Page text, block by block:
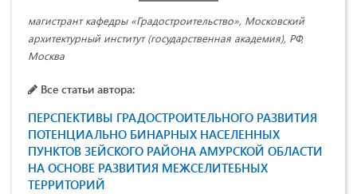
магистрант кафедры «Градостроительство», Московский
архитектурный институт (государственная академия), РФ,
Москва
Все статьи автора:
ПЕРСПЕКТИВЫ ГРАДОСТРОИТЕЛЬНОГО РАЗВИТИЯ
ПОТЕНЦИАЛЬНО БИНАРНЫХ НАСЕЛЕННЫХ
ПУНКТОВ ЗЕЙСКОГО РАЙОНА АМУРСКОЙ ОБЛАСТИ
НА ОСНОВЕ РАЗВИТИЯ МЕЖСЕЛИТЕБНЫХ
ТЕРРИТОРИЙ